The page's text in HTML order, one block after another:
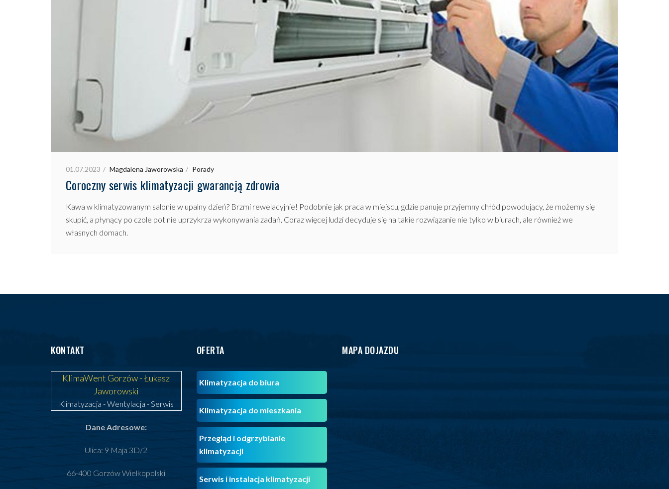
01.07.2023 Magdalena Jaworowska Porady
Coroczny serwis klimatyzacji gwarancją zdrowia
Kawa w klimatyzowanym salonie w upalny dzień? Brzmi rewelacyjnie! Podobnie jak praca w miejscu, gdzie panuje przyjemny chłód powodujący, że możemy się
skupić, a płynący po czole pot nie uprzykrza wykonywania zadań. Coraz więcej ludzi decyduje się na takie rozwiązanie nie tylko w biurach, ale również we
własnych domach.
KONTAKT
KlimaWent Gorzów - Łukasz
Jaworowski
Klimatyzacja -Wentylacja -Serwis
Dane Adresowe:
Ulica: 9 Maja 3D/2
66-400 Gorzów Wielkopolski
OFERTA
Klimatyzacja do biura
Klimatyzacja do mieszkania
Przegląd i odgrzybianie
klimatyzacji
Serwis i instalacja klimatyzacji
MAPA DOJAZDU